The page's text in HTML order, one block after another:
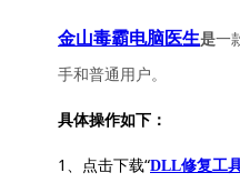
金山毒霸电脑医生是一
手和普通用户。
具体操作如下：
1、点击下载“DLL修复工